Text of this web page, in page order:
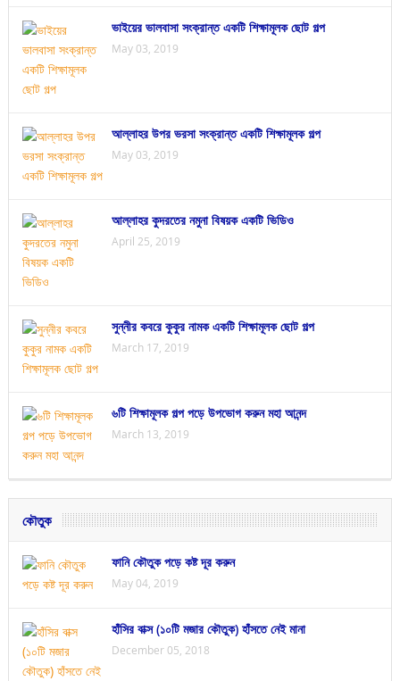
ভাইয়ের ভালবাসা সংক্রান্ত একটি শিক্ষামূলক ছোট গল্প
May 03, 2019
আল্লাহর উপর ভরসা সংক্রান্ত একটি শিক্ষামূলক গল্প
May 03, 2019
আল্লাহর কুদরতের নমুনা বিষয়ক একটি ভিডিও
April 25, 2019
সুন্নীর কবরে কুকুর নামক একটি শিক্ষামূলক ছোট গল্প
March 17, 2019
৬টি শিক্ষামূলক গল্প পড়ে উপভোগ করুন মহা আনন্দ
March 13, 2019
কৌতুক
ফানি কৌতুক পড়ে কষ্ট দূর করুন
May 04, 2019
হাঁসির বাক্স (১০টি মজার কৌতুক) হাঁসতে নেই মানা
December 05, 2018